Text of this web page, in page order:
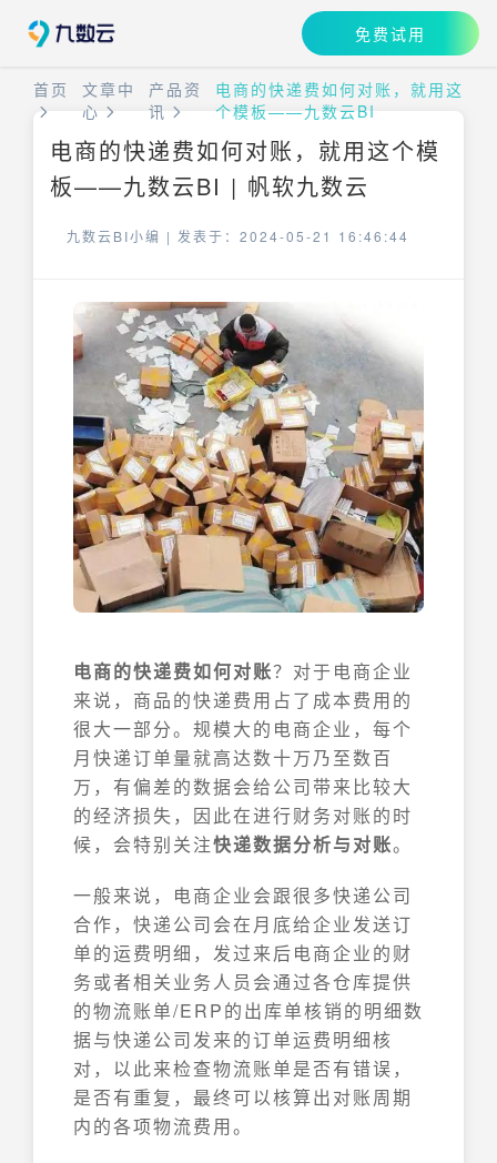
免费试用
首页
文章中
心
产品资
讯
电商的快递费如何对账，就用这
个模板——九数云BI
电商的快递费如何对账，就用这个模
板——九数云BI | 帆软九数云
九数云BI小编 | 发表于：2024-05-21 16:46:44
电商的快递费如何对账？对于电商企业
来说，商品的快递费用占了成本费用的
很大一部分。规模大的电商企业，每个
月快递订单量就高达数十万乃至数百
万，有偏差的数据会给公司带来比较大
的经济损失，因此在进行财务对账的时
候，会特别关注快递数据分析与对账。
一般来说，电商企业会跟很多快递公司
合作，快递公司会在月底给企业发送订
单的运费明细，发过来后电商企业的财
务或者相关业务人员会通过各仓库提供
的物流账单/ERP的出库单核销的明细数
据与快递公司发来的订单运费明细核
对，以此来检查物流账单是否有错误，
是否有重复，最终可以核算出对账周期
内的各项物流费用。